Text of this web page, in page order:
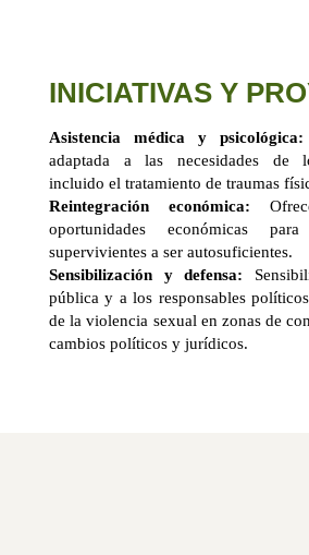
INICIATIVAS Y
Asistencia médica y psicológica:
adaptada a las necesidades de
incluido el tratamiento de traumas
Reintegración económica:
oportunidades económicas
supervivientes a ser autosuficientes.
Sensibilización y defensa:
pública y a los responsables
de la violencia sexual en zonas de
cambios políticos y jurídicos.